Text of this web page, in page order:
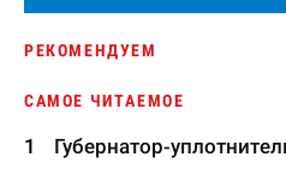
РЕКОМЕНДУЕМ
САМОЕ ЧИТАЕМОЕ
Губернатор-